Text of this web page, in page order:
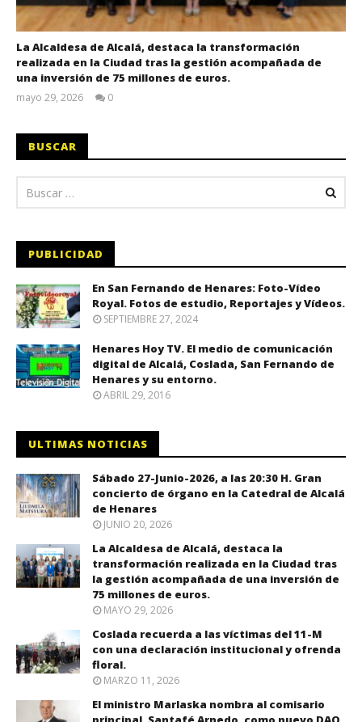
La Alcaldesa de Alcalá, destaca la transformación
realizada en la Ciudad tras la gestión acompañada de
una inversión de 75 millones de euros.
mayo 29, 2026
0
BUSCAR
PUBLICIDAD
En San Fernando de Henares: Foto-Vídeo
Royal. Fotos de estudio, Reportajes y Vídeos.
SEPTIEMBRE 27, 2024
Henares Hoy TV. El medio de comunicación
digital de Alcalá, Coslada, San Fernando de
Henares y su entorno.
ABRIL 29, 2016
ULTIMAS NOTICIAS
Sábado 27-Junio-2026, a las 20:30 H. Gran
concierto de órgano en la Catedral de Alcalá
de Henares
JUNIO 20, 2026
La Alcaldesa de Alcalá, destaca la
transformación realizada en la Ciudad tras
la gestión acompañada de una inversión de
75 millones de euros.
MAYO 29, 2026
Coslada recuerda a las víctimas del 11-M
con una declaración institucional y ofrenda
floral.
MARZO 11, 2026
El ministro Marlaska nombra al comisario